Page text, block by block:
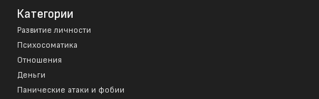
Категории
Развитие личности
Психосоматика
Отношения
Деньги
Панические атаки и фобии